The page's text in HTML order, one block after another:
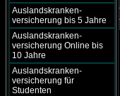
Auslandskranken-
versicherung bis 5 Jahre
Auslandskranken-
versicherung Online bis
10 Jahre
Auslandskranken-
versicherung für
Studenten